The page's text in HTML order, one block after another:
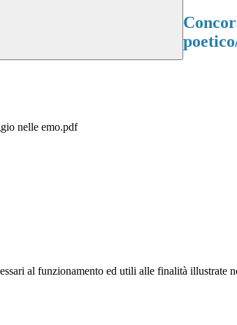
nelle emo.pdf
al funzionamento ed utili alle finalità illustrate